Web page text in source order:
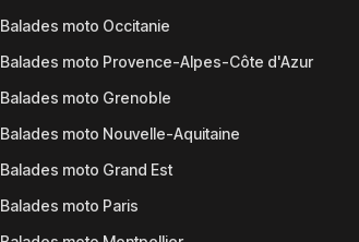
Balades moto Occitanie
Balades moto Provence-Alpes-Côte d'Azur
Balades moto Grenoble
Balades moto Nouvelle-Aquitaine
Balades moto Grand Est
Balades moto Paris